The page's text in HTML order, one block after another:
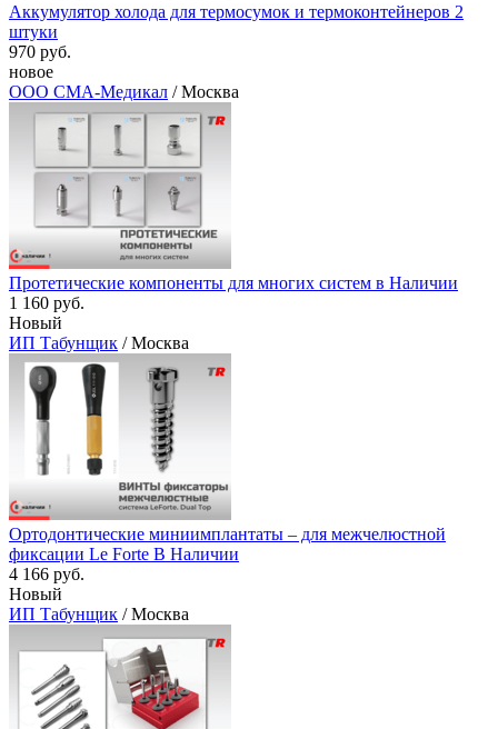
Аккумулятор холода для термосумок и термоконтейнеров 2
штуки
970 руб.
новое
ООО СМА-Медикал / Москва
Протетические компоненты для многих систем в Наличии
1 160 руб.
Новый
ИП Табунщик / Москва
Ортодонтические миниимплантаты – для межчелюстной
фиксации Le Forte В Наличии
4 166 руб.
Новый
ИП Табунщик / Москва